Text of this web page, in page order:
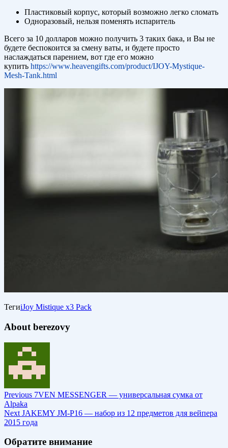
Пластиковый корпус, который возможно легко сломать
Одноразовый, нельзя поменять испаритель
Всего за 10 долларов можно получить 3 таких бака, и Вы не
будете беспокоится за смену ваты, и будете просто
наслаждаться парением, вот где его можно
купить https://www.heavengifts.com/product/IJOY-Mystique-
Mesh-Tank.html
ТегиiJoy Mistique x3 Pack
About berezovy
Previous 7VEN MESSENGER — универсальная сумка от
Alpaka
Next JAKEMY JM-P16 — набор из 12 предметов для вейпера
2015 года
Обратите внимание